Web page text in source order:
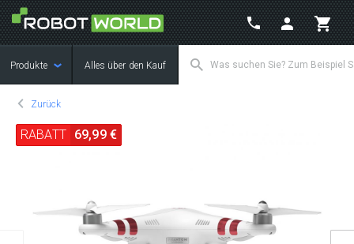
Produkte Alles über den Kauf
Zurück
RABATT 69,99 €